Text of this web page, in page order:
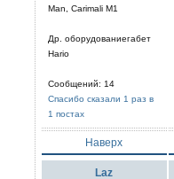
Man, Carimali M1
Др. оборудованиегабет
Hario
Сообщений: 14
Спасибо сказали 1 раз в
1 постах
Наверх
Laz